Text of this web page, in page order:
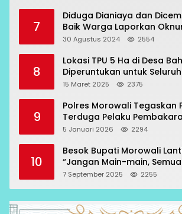
7
Diduga Dianiaya dan
Baik Warga Laporkan
Oknum Polisi
30 Agustus 2024 2554
8
Lokasi TPU 5 Ha di Desa
Diperuntukan untuk
15 Maret 2025 2375
9
Polres Morowali Tegaskan
Terduga Pelaku
RCP Sesuai Prosedur
5 Januari 2026 2294
10
Besok Bupati Morowali
“Jangan Main-main,
7 September 2025 2255